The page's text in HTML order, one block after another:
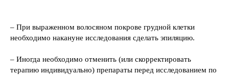
– При выраженном волосяном покрове грудной клетки
необходимо накануне исследования сделать эпиляцию.
– Иногда необходимо отменить (или скорректировать
терапию индивидуально) препараты перед исследованием по